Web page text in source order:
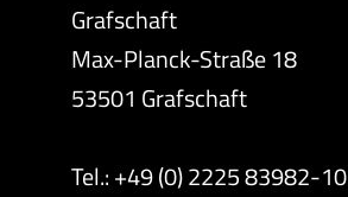
Grafschaft
Max-Planck-Straße 18
53501 Grafschaft
Tel.: +49 (0) 2225 83982-10